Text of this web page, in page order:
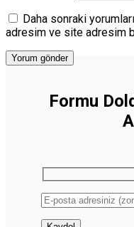
Daha sonraki
adresim ve site adresim
Formu